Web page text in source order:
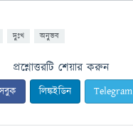
দুঃখ অনুভব
প্রশ্নোত্তরটি শেয়ার করুন
লিঙ্কইডিন Telegram